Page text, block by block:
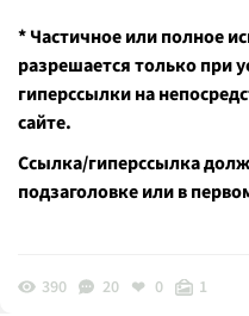
* Частичное или полное
разрешается только при
гиперссылки на
сайте.
Ссылка/гиперссылка
подзаголовке или в
390 20 0 1